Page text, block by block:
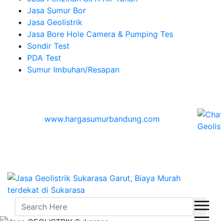
Jasa Sumur Bor
Jasa Geolistrik
Jasa Bore Hole Camera & Pumping Tes
Sondir Test
PDA Test
Sumur Imbuhan/Resapan
www.hargasumurbandung.com | Pembuatan
Izin SIPA Air Tanah, Sumur Bor, Geolistrik, Borehole